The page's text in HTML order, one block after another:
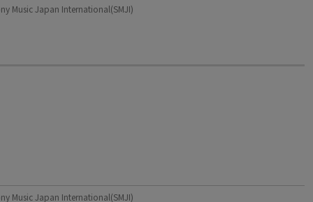
Music Japan International(SMJI)
Music Japan International(SMJI)